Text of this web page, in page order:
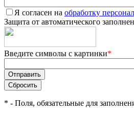
Я согласен на обработку
Защита от автоматического
Введите символы с картинки*
* - Поля, обязательные для